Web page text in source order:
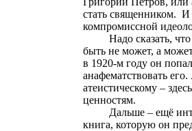
стать священником. И
компромиссной
Надо сказать,
быть не может, а
в 1920-м году он
анафематствовать его.
атеистическому –
ценностям.
Дальше – ещё
книга, которую он